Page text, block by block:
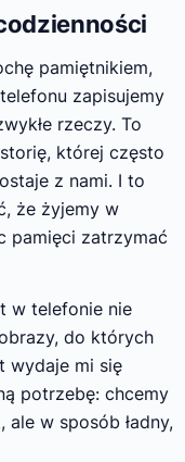
pamiętnikiem,
zapisujemy
rzeczy. To
której często
z nami. I to
że żyjemy w
pamięci zatrzymać
w telefonie nie
do których
wydaje mi się
potrzebę: chcemy
w sposób ładny,